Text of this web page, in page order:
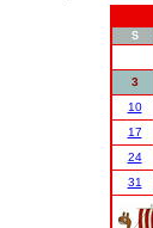
S
3
10
17
24
31